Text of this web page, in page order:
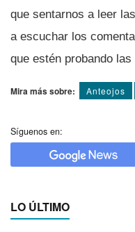
que sentarnos a leer
a escuchar los
que estén probando las
Mira más sobre: Anteojos
Síguenos en:
LO ÚLTIMO